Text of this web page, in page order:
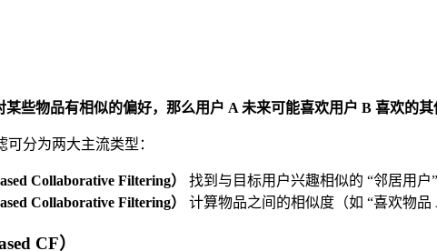
些物品有相似的偏好，那么用户 A 未来可能喜欢用户 B 喜欢的其
分为两大主流类型：
Collaborative Filtering）
找到与目标用户兴趣相似的 “邻居用户
Collaborative Filtering）
计算物品之间的相似度（如 “喜欢物
CF）